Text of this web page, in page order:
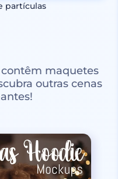
partículas
maquetes
outras cenas